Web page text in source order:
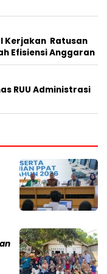
Kerjakan Ratusan
Efisiensi Anggaran
RUU Administrasi